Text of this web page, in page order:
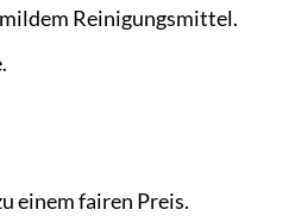
Reinigungsmittel.
einem fairen Preis.